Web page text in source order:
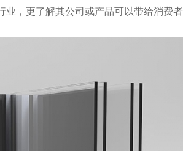
业，更了解其公司或产品可以带给消费